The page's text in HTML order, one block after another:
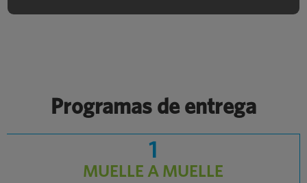
Pedir planificación
Programas de entrega
1
MUELLE A MUELLE